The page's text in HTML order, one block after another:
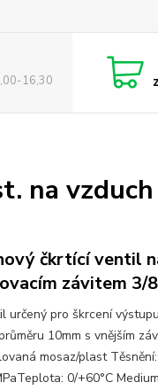
16,30
na vzduch
čkrtící ventil
závitem 3/
určený pro škrcení
10mm s vnějším
mosaz/plast
0/+60°C